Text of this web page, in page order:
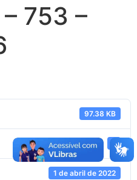
– 753 –
97.38 KB
1
1 de abril de 2022